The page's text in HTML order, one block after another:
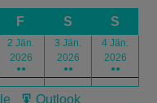
F S S
2 Jän.
2026
●●
3 Jän.
2026
●●
4 Jän.
2026
●●
Outlook